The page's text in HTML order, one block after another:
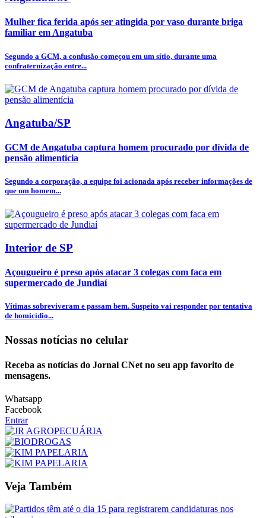
Mulher fica ferida após ser atingida por vaso durante briga
familiar em Angatuba
Segundo a GCM, a confusão começou em um sítio, durante uma
confraternização entre...
Angatuba/SP
GCM de Angatuba captura homem procurado por dívida de
pensão alimentícia
Segundo a corporação, a equipe foi acionada após receber informações de
que um homem...
Interior de SP
Açougueiro é preso após atacar 3 colegas com faca em
supermercado de Jundiaí
Vítimas sobreviveram e passam bem. Suspeito vai responder por tentativa
de homicídio...
Nossas notícias no celular
Receba as notícias do Jornal CNet no seu app favorito de
mensagens.
Whatsapp
Facebook
Entrar
Veja Também